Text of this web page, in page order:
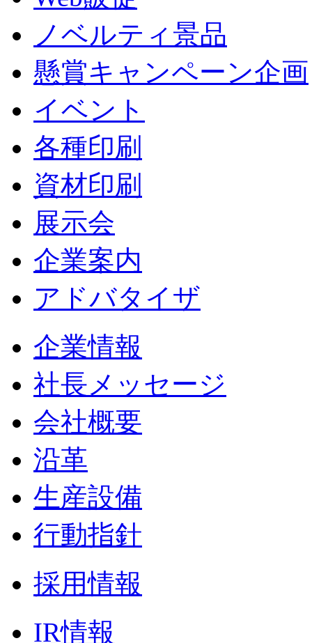
ノベルティ景品
懸賞キャンペーン企画
イベント
各種印刷
資材印刷
展示会
企業案内
アドバタイザ
企業情報
社長メッセージ
会社概要
沿革
生産設備
行動指針
採用情報
IR情報